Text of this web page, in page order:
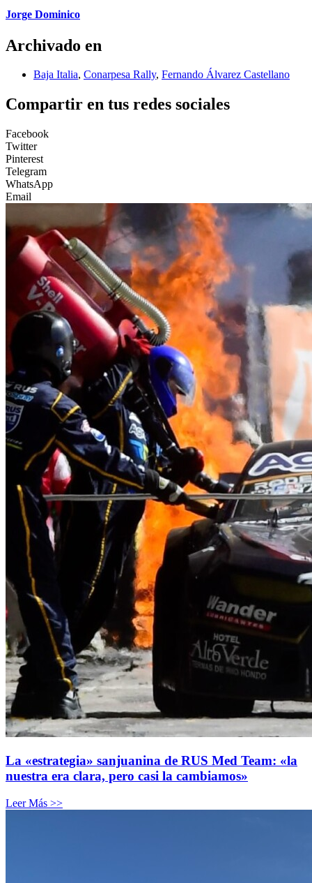
Jorge Dominico
Archivado en
Baja Italia, Conarpesa Rally, Fernando Álvarez Castellano
Compartir en tus redes sociales
Facebook
Twitter
Pinterest
Telegram
WhatsApp
Email
La «estrategia» sanjuanina de RUS Med Team: «la
nuestra era clara, pero casi la cambiamos»
Leer Más >>